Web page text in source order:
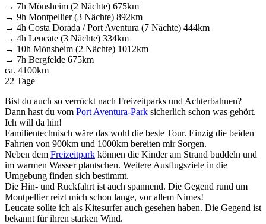
→ 7h Mönsheim (2 Nächte) 675km
→ 9h Montpellier (3 Nächte) 892km
→ 4h Costa Dorada / Port Aventura (7 Nächte) 444km
→ 4h Leucate (3 Nächte) 334km
→ 10h Mönsheim (2 Nächte) 1012km
→ 7h Bergfelde 675km
ca. 4100km
22 Tage
Bist du auch so verrückt nach Freizeitparks und Achterbahnen?
Dann hast du vom Port Aventura-Park sicherlich schon was gehört.
Ich will da hin!
Familientechnisch wäre das wohl die beste Tour. Einzig die beiden
Fahrten von 900km und 1000km bereiten mir Sorgen.
Neben dem Freizeitpark können die Kinder am Strand buddeln und
im warmen Wasser plantschen. Weitere Ausflugsziele in die
Umgebung finden sich bestimmt.
Die Hin- und Rückfahrt ist auch spannend. Die Gegend rund um
Montpellier reizt mich schon lange, vor allem Nimes!
Leucate sollte ich als Kitesurfer auch gesehen haben. Die Gegend ist
bekannt für ihren starken Wind.